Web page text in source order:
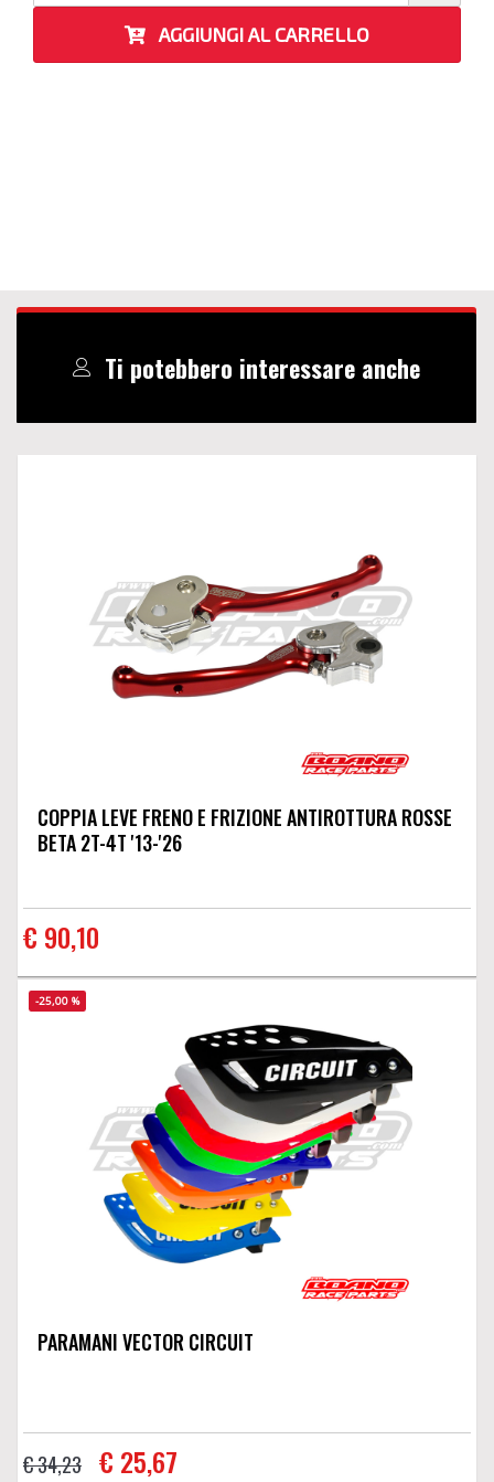
AGGIUNGI AL CARRELLO
Ti potebbero interessare anche
COPPIA LEVE FRENO E FRIZIONE ANTIROTTURA ROSSE
BETA 2T-4T '13-'26
€ 90,10
-25,00 %
PARAMANI VECTOR CIRCUIT
€ 34,23 € 25,67